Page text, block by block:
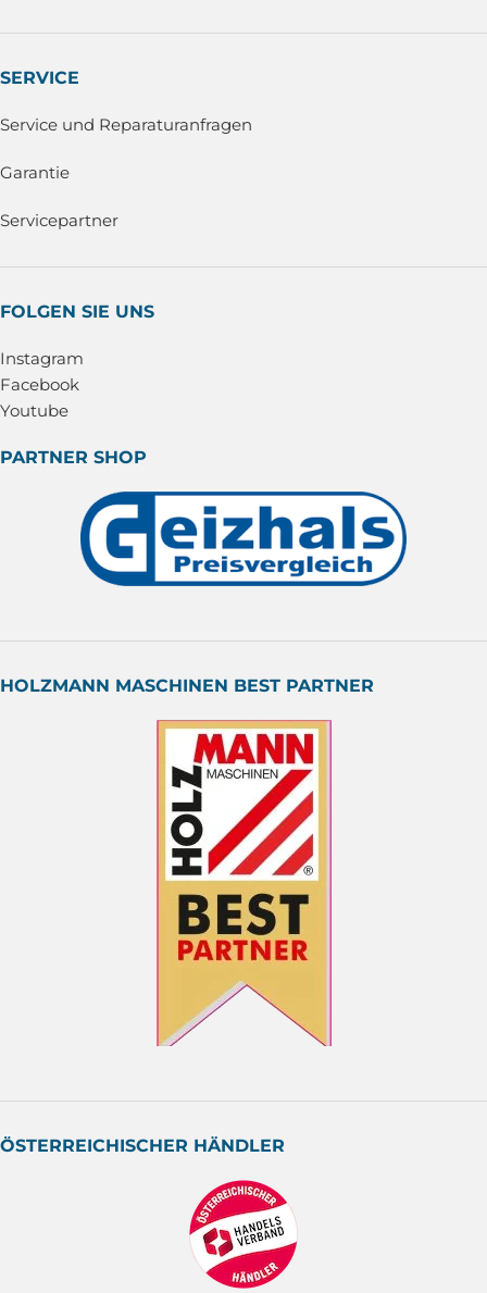
SERVICE
Service und Reparaturanfragen
Garantie
Servicepartner
FOLGEN SIE UNS
Instagram
Facebook
Youtube
PARTNER SHOP
HOLZMANN MASCHINEN BEST PARTNER
ÖSTERREICHISCHER HÄNDLER